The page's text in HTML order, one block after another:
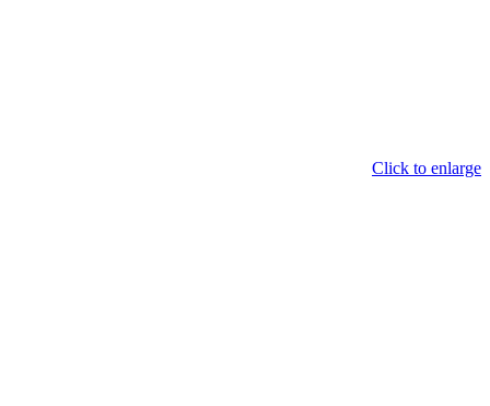
Click to enlarge